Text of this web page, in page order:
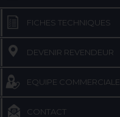
FICHES TECHNIQUES
DEVENIR REVENDEUR
EQUIPE COMMERCIALE
CONTACT